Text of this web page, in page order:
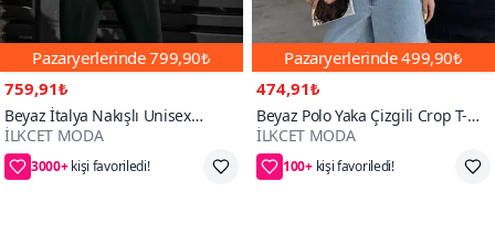
Pazaryerlerinde799,90₺
759,91₺
Beyaz İtalya Nakışlı Unisex
Oversize Tshirt
İLKCET MODA
3000+
40₺ daha az öde
Pazaryerlerinde499,90₺
474,91₺
Beyaz Polo Yaka Çizgili Crop T-
shirt
İLKCET MODA
100+
25₺ daha az öde